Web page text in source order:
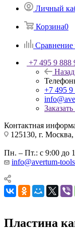
Личный
Корзина0
Сравнение
+7 495 9 888
Назад
+7 495 9
Контактная
125130, г.
Пн. – Пт.: с 9:00 до
info@avertum-
Пластина